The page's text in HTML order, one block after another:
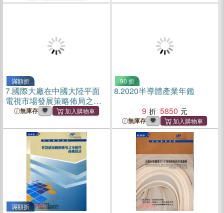
滿額折
7.國際大廠在中國大陸平面
電視市場發展策略佈局之影
響與對策分析
無庫存
90 折
8.2020半導體產業年鑑
9
5850
無庫存
滿額折